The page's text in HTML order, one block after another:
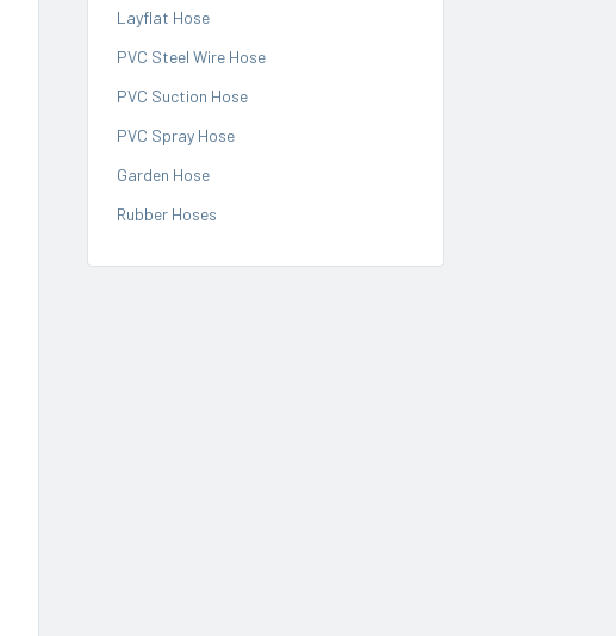
Layflat Hose
PVC Steel Wire Hose
PVC Suction Hose
PVC Spray Hose
Garden Hose
Rubber Hoses